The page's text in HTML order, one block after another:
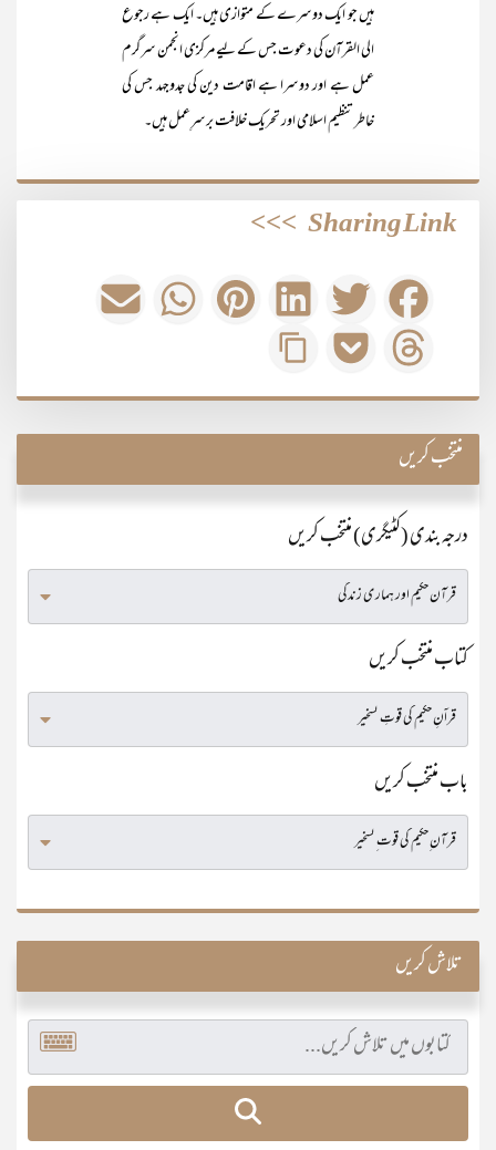
ہیں جو ایک دوسرے کے متوازی ہیں۔ ایک ہے رجوع
الی القرآن کی دعوت جس کے لیے مرکزی انجمن سرگرم
عمل ہے اور دوسرا ہے اقامت دین کی جدوجہد جس کی
خاطر تنظیم اسلامی اور تحریک خلافت برسرِعمل ہیں۔
Sharing Link
>>>
منتخب کریں
درجہ بندی (کٹیگری) منتخب کریں
کتاب منتخب کریں
باب منتخب کریں
تلاش کریں